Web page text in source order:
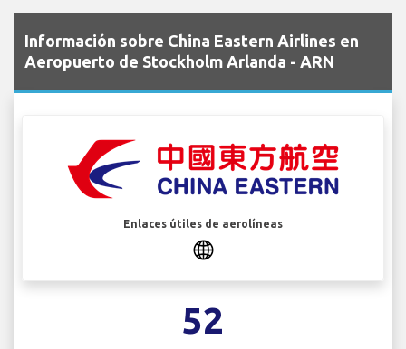
Información sobre China Eastern Airlines en
Aeropuerto de Stockholm Arlanda - ARN
Enlaces útiles de aerolíneas
52